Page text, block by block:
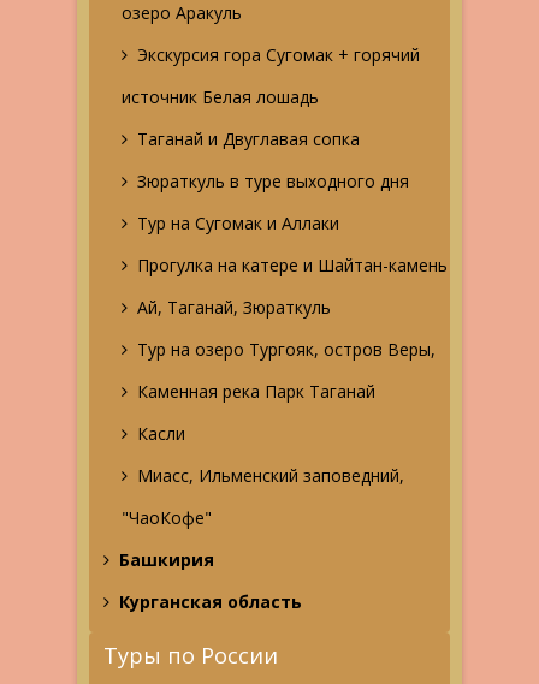
озеро Аракуль
Экскурсия гора Сугомак + горячий
источник Белая лошадь
Таганай и Двуглавая сопка
Зюраткуль в туре выходного дня
Тур на Сугомак и Аллаки
Прогулка на катере и Шайтан-камень
Ай, Таганай, Зюраткуль
Тур на озеро Тургояк, остров Веры,
Каменная река Парк Таганай
Касли
Миасс, Ильменский заповедний,
"ЧаоКофе"
Башкирия
Курганская область
Туры по России